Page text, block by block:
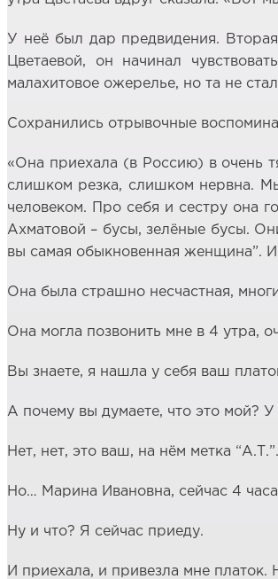
У неё был дар предвидения.
Цветаевой, он начинал
малахитовое ожерелье, но та не
Сохранились отрывочные
«Она приехала (в Россию) в очень
слишком резка, слишком нервна.
человеком. Про себя и сестру она
Ахматовой – бусы, зелёные бусы.
вы самая обыкновенная женщина”.
Она была страшно несчастная,
Она могла позвонить мне в 4 утра,
Вы знаете, я нашла у себя ваш
А почему вы думаете, что это мой?
Нет, нет, это ваш, на нём метка
Но… Марина Ивановна, сейчас 4
Ну и что? Я сейчас приеду.
И приехала, и привезла мне платок.